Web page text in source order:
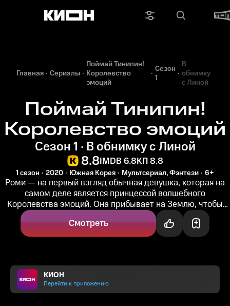
Главная Сериалы
Поймай Тинипин!
Королевство
эмоций
Сезон
1
В
обнимку
с Линой
Поймай Тинипин!
Королевство эмоций
Сезон 1 · В обнимку с Линой
8.8IMDB 6.8КП 8.8
1 сезон 2020 Южная Корея Мультсериал, Фэнтези 6+
Роми — на первый взгляд обычная девушка, которая на
самом деле является принцессой волшебного
Королевства эмоций. Она прибывает на Землю, чтобы
поймать всех случайно сбежавших...
Смотреть
КИОН
Перейти к приложению